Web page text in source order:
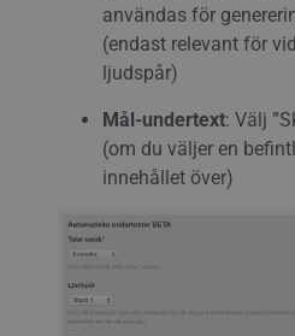
användas för
(endast relevant för
ljudspår)
Mål-undertext: Välj
(om du väljer en
innehållet över)